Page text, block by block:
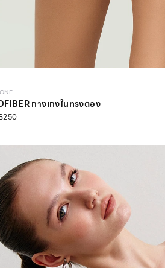
กางเกงในทรงตอง
250